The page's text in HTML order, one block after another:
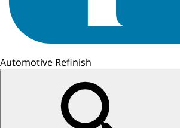
Automotive Refinish